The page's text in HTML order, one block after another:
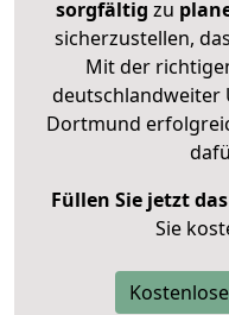
sorgfältig zu
sicherzustellen,
Mit der
deutschlandweiter
Dortmund
Füllen Sie jetzt
Sie